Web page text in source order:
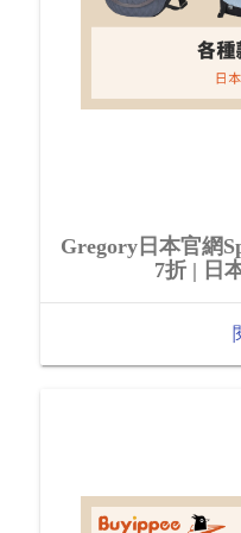
Gregory日本官網
7折 | 日